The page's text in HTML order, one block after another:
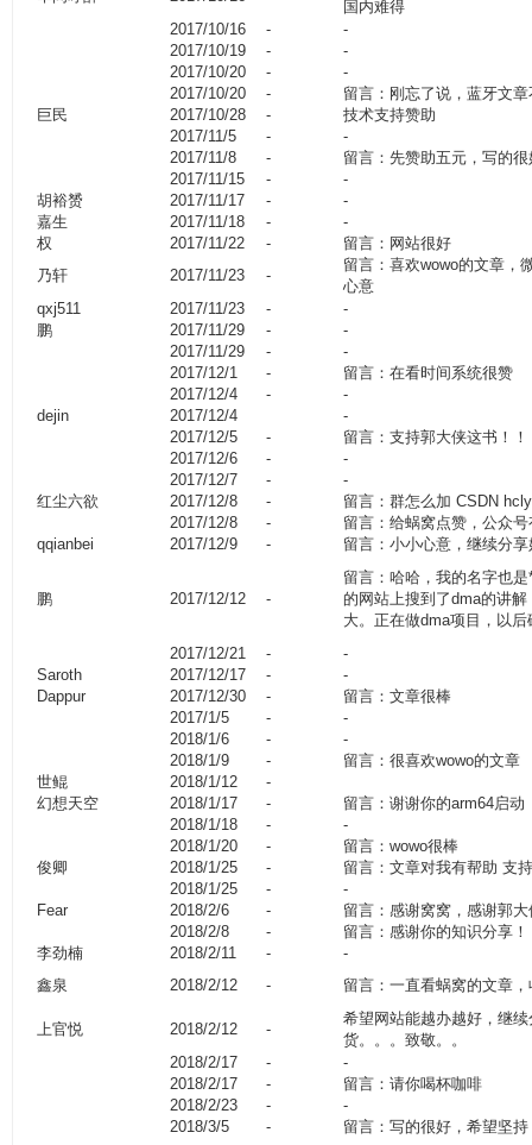
国内难得
2017/10/16
-
-
2017/10/19
-
-
2017/10/20
-
-
2017/10/20
-
留言：刚忘了说，蓝牙文章
巨民
2017/10/28 -
技术支持赞助
2017/11/5
-
-
2017/11/8
-
留言：先赞助五元，写的很
2017/11/15
-
-
胡裕赟
2017/11/17 -
-
嘉生
2017/11/18 -
-
权
2017/11/22 -
留言：网站很好
乃轩
2017/11/23 -
留言：喜欢wowo的文章，
心意
qxj511
2017/11/23 -
-
鹏
2017/11/29 -
-
2017/11/29
-
-
2017/12/1
-
留言：在看时间系统很赞
2017/12/4
-
-
dejin
2017/12/4
-
2017/12/5
-
留言：支持郭大侠这书！！
2017/12/6
-
-
2017/12/7
-
-
红尘六欲
2017/12/8 -
留言：群怎么加 CSDN
2017/12/8
-
留言：给蜗窝点赞，公众号
qqianbei
2017/12/9 - 留言：小小心意，继续分
鹏 2017/12/12 -
留言：哈哈，我的名字也
的网站上搜到了dma的讲
大。正在做dma项目，以后
2017/12/21
-
-
Saroth
2017/12/17 -
-
Dappur
2017/12/30 -
留言：文章很棒
2017/1/5
-
-
2018/1/6
-
-
2018/1/9
-
留言：很喜欢wowo的文章
世鲲
2018/1/12
-
幻想天空
2018/1/17 -
留言：谢谢你的arm64启动
2018/1/18
-
-
2018/1/20
-
留言：wowo很棒
俊卿
2018/1/25 -
留言：文章对我有帮助 支
2018/1/25
-
-
Fear
2018/2/6 -
留言：感谢窝窝，感谢郭
2018/2/8
-
留言：感谢你的知识分享！
李劲楠
2018/2/11 -
-
鑫泉
2018/2/12 - 留言：一直看蜗窝的文章
上官悦 2018/2/12 -
希望网站能越办越好，继
货。。。致敬。。
2018/2/17
-
-
2018/2/17
-
留言：请你喝杯咖啡
2018/2/23
-
-
2018/3/5
- 留言：写的很好，希望坚持